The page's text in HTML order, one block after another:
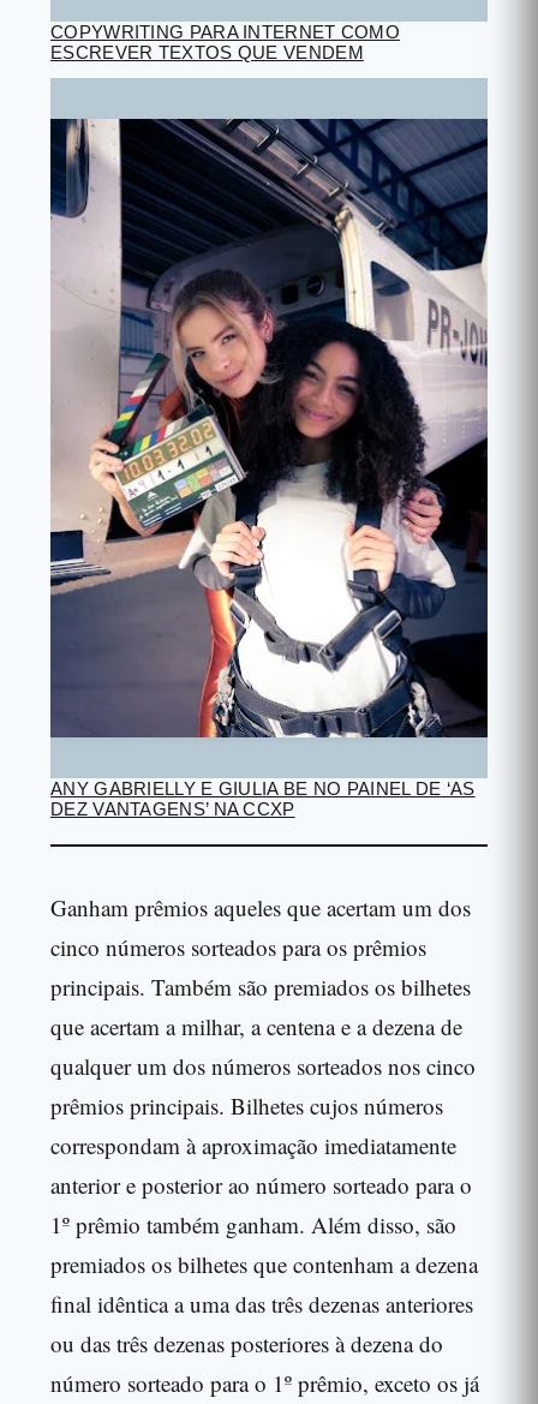
COPYWRITING PARA INTERNET COMO
ESCREVER TEXTOS QUE VENDEM
ANY GABRIELLY E GIULIA BE NO PAINEL DE ‘AS
DEZ VANTAGENS’ NA CCXP
Ganham prêmios aqueles que acertam um dos
cinco números sorteados para os prêmios
principais. Também são premiados os bilhetes
que acertam a milhar, a centena e a dezena de
qualquer um dos números sorteados nos cinco
prêmios principais. Bilhetes cujos números
correspondam à aproximação imediatamente
anterior e posterior ao número sorteado para o
1º prêmio também ganham. Além disso, são
premiados os bilhetes que contenham a dezena
final idêntica a uma das três dezenas anteriores
ou das três dezenas posteriores à dezena do
número sorteado para o 1º prêmio, exceto os já